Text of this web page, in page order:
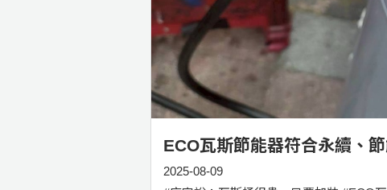
ECO瓦斯節能器符合永續、
2025-08-09